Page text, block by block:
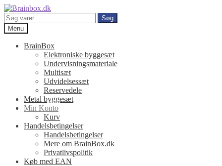
Spring
til
navigation
Spring
til
indhold
Søg
efter:
Søg
Menu
BrainBox
Elektroniske byggesæt
Undervisningsmateriale
Multisæt
Udvidelsessæt
Reservedele
Metal byggesæt
Min Konto
Kurv
Handelsbetingelser
Handelsbetingelser
Mere om BrainBox.dk
Privatlivspolitik
Køb med EAN